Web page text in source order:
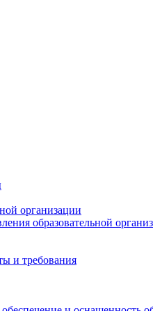
организации
образовательной
и требования